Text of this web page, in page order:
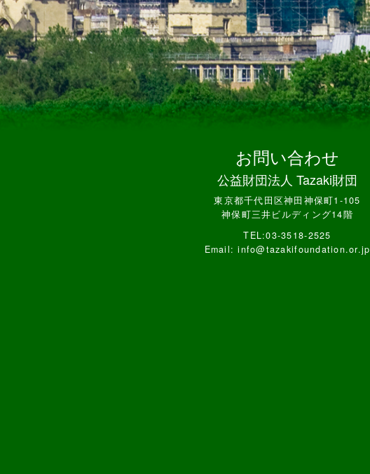
お問い合わせ
公益財団法人 Tazaki財団
東京都千代田区神田神保町1-105
神保町三井ビルディング14階
TEL:03-3518-2525
Email: info@tazakifoundation.or.jp